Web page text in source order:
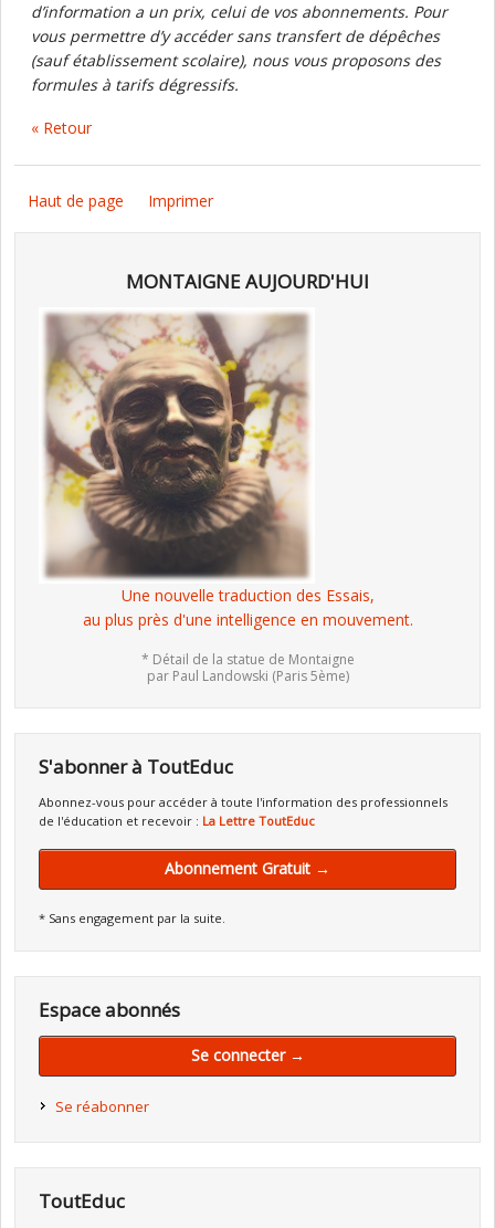
d’information a un prix, celui de vos abonnements. Pour
vous permettre d’y accéder sans transfert de dépêches
(sauf établissement scolaire), nous vous proposons des
formules à tarifs dégressifs.
« Retour
Haut de page Imprimer
MONTAIGNE AUJOURD'HUI
Une nouvelle traduction des Essais,
au plus près d'une intelligence en mouvement.
* Détail de la statue de Montaigne
par Paul Landowski (Paris 5ème)
S'abonner à ToutEduc
Abonnez-vous pour accéder à toute l'information des professionnels
de l'éducation et recevoir : La Lettre ToutEduc
Abonnement Gratuit →
* Sans engagement par la suite.
Espace abonnés
Se connecter →
Se réabonner
ToutEduc